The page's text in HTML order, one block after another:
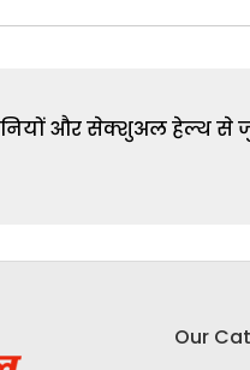
और सेक्शुअल हेल्थ से
Our